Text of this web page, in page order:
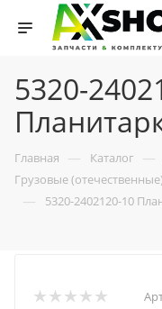
5320-
Главная — Каталог —
Грузовые (отечественные)
— 5320-2402120-10